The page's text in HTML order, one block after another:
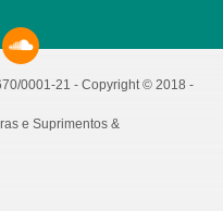
0001-21 - Copyright © 2018 -
e Suprimentos &